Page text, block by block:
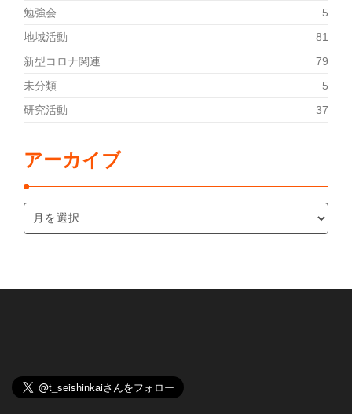
勉強会
5
地域活動
81
新型コロナ関連
79
未分類
5
研究活動
37
アーカイブ